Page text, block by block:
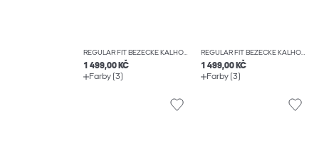
REGULAR FIT BĚŽECKÉ KALHOTY JOGGER
1 499,00 KČ
Farby (3)
REGULAR FIT BĚŽECKÉ KALHOTY JOGGER
1 499,00 KČ
Farby (3)